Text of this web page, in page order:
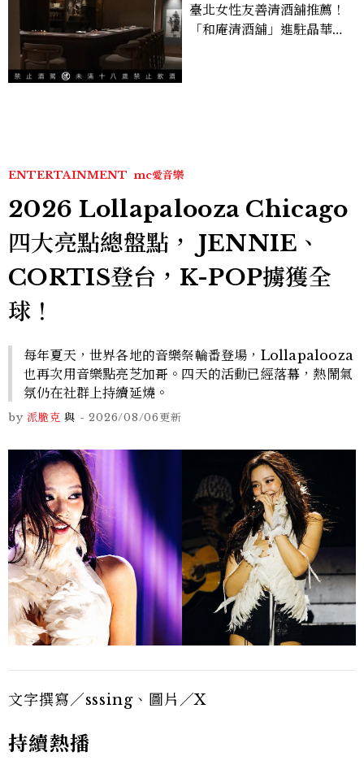
臺北女性友善清酒舖推薦！
「和庵清酒舖」進駐晶華酒
ENTERTAINMENT mc愛音樂
2026 Lollapalooza Chicago
四大亮點總盤點， JENNIE、
CORTIS登台，K-POP擄獲全
球！
每年夏天，世界各地的音樂祭輪番登場，Lollapalooza
也再次用音樂點亮芝加哥。四天的活動已經落幕，熱鬧氣
氛仍在社群上持續延燒。
by 派脆克 與 -2026/08/06更新
文字撰寫／sssing、圖片／X
持續熱播